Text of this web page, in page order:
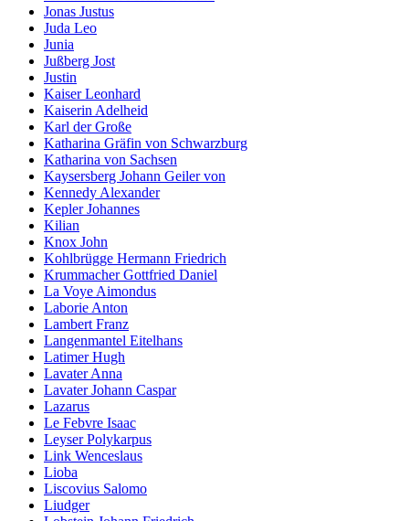
Jonas Justus
Juda Leo
Junia
Jußberg Jost
Justin
Kaiser Leonhard
Kaiserin Adelheid
Karl der Große
Katharina Gräfin von Schwarzburg
Katharina von Sachsen
Kaysersberg Johann Geiler von
Kennedy Alexander
Kepler Johannes
Kilian
Knox John
Kohlbrügge Hermann Friedrich
Krummacher Gottfried Daniel
La Voye Aimondus
Laborie Anton
Lambert Franz
Langenmantel Eitelhans
Latimer Hugh
Lavater Anna
Lavater Johann Caspar
Lazarus
Le Febvre Isaac
Leyser Polykarpus
Link Wenceslaus
Lioba
Liscovius Salomo
Liudger